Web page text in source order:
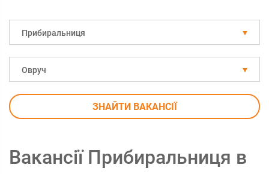
Прибиральниця
Овруч
ЗНАЙТИ ВАКАНСІЇ
Вакансії Прибиральниця в